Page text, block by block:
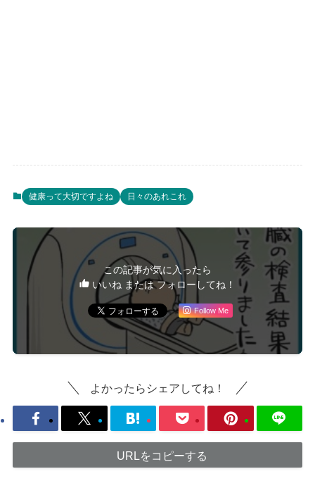
健康って大切ですよね 日々のあれこれ
この記事が気に入ったら
いいね または フォローしてね！
Follow Me
よかったらシェアしてね！
URLをコピーする